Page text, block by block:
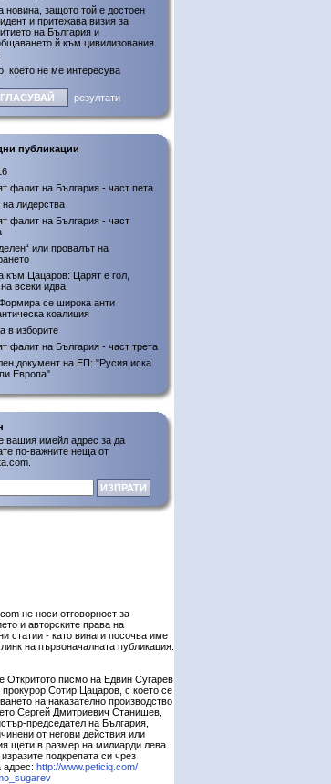
новина, защото той е достоен
и притежава визия за
на България и
й към цивилизования
което не ме интересува
резултати
публикации
фалит на България - част пета
лидерства
фалит на България - част
или провалът на
към Цацаров: Царят е гол,
всеки идва
се широка анти
коалиция
в изборите
фалит на България - част трета
документ на ЕП: "Русия иска
Европа"
вашия имейл адрес за да
по-важните неща от
не носи отговорност за
и авторските права на
статии - като винаги посочва име
на първоначалната публикация.
Откритото писмо на Едвин Сугарев
прокурор Сотир Цацаров, с което се
на наказателно производство
Сергей Дмитриевич Станишев,
председател на България,
от негови действия или
щети в размер на милиарди лева.
подкрепата си чрез
адрес: http://www.peticiq.com/